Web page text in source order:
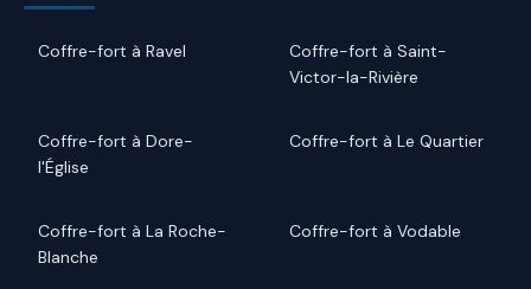
Coffre-fort à Ravel
Coffre-fort à Saint-
Victor-la-Rivière
Coffre-fort à Dore-
l'Église
Coffre-fort à Le Quartier
Coffre-fort à La Roche-
Blanche
Coffre-fort à Vodable